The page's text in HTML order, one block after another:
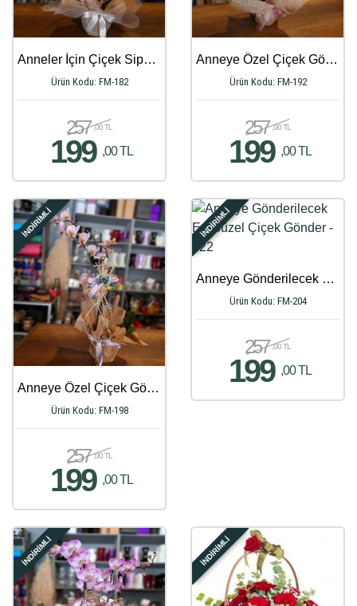
Anneler İçin Çiçek Siparişi - 458
Ürün Kodu: FM-182
257 ,00 TL
199 ,00 TL
Anneye Özel Çiçek Gönder - 750
Ürün Kodu: FM-192
257 ,00 TL
199 ,00 TL
İNDİRİMLİ
Anneye Özel Çiçek Gönder - 969
Ürün Kodu: FM-198
257 ,00 TL
199 ,00 TL
İNDİRİMLİ
Anneye Gönderilecek En Güzel Çiçek Gönder - 122
Ürün Kodu: FM-204
257 ,00 TL
199 ,00 TL
İNDİRİMLİ İNDİRİMLİ